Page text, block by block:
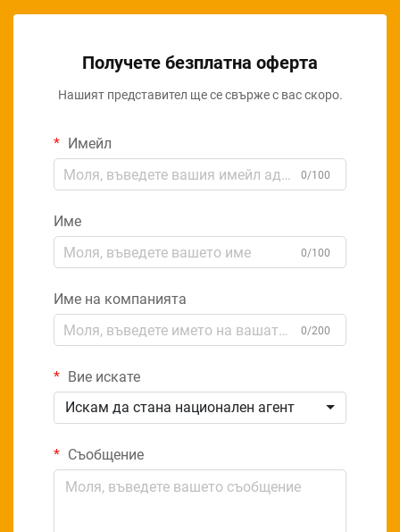
Получете безплатна оферта
Нашият представител ще се свърже с вас скоро.
Имейл
0/100
Име
0/100
Име на компанията
0/200
Вие искате
Искам да стана национален агент
Съобщение